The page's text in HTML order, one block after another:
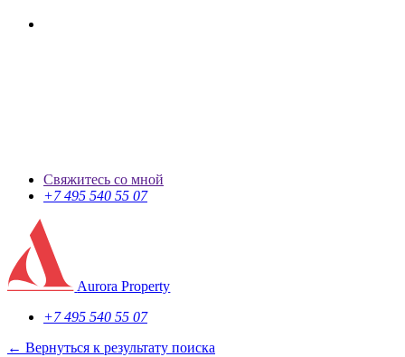
Свяжитесь со мной
+7 495 540 55 07
Aurora Property
+7 495 540 55 07
← Вернуться к результату поиска